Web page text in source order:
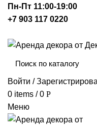
Пн-Пт 11:00-19:00
+7 903 117 0220
Войти /
0 items / 0 Р
Меню